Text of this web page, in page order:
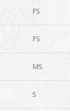
FS
FS
MS
S